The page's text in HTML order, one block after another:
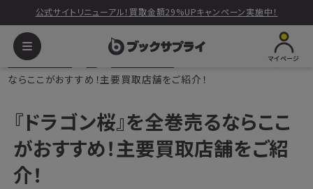
公式サイトリニューアル！買取金額29%UPキャンペーン実施中！
マイページ
ブックサプライ
『ドラゴン桜』を全巻売る
ならここがおすすめ！主要買取店舗をご紹介！
『ドラゴン桜』を全巻売るならここ
がおすすめ！主要買取店舗をご紹
介！